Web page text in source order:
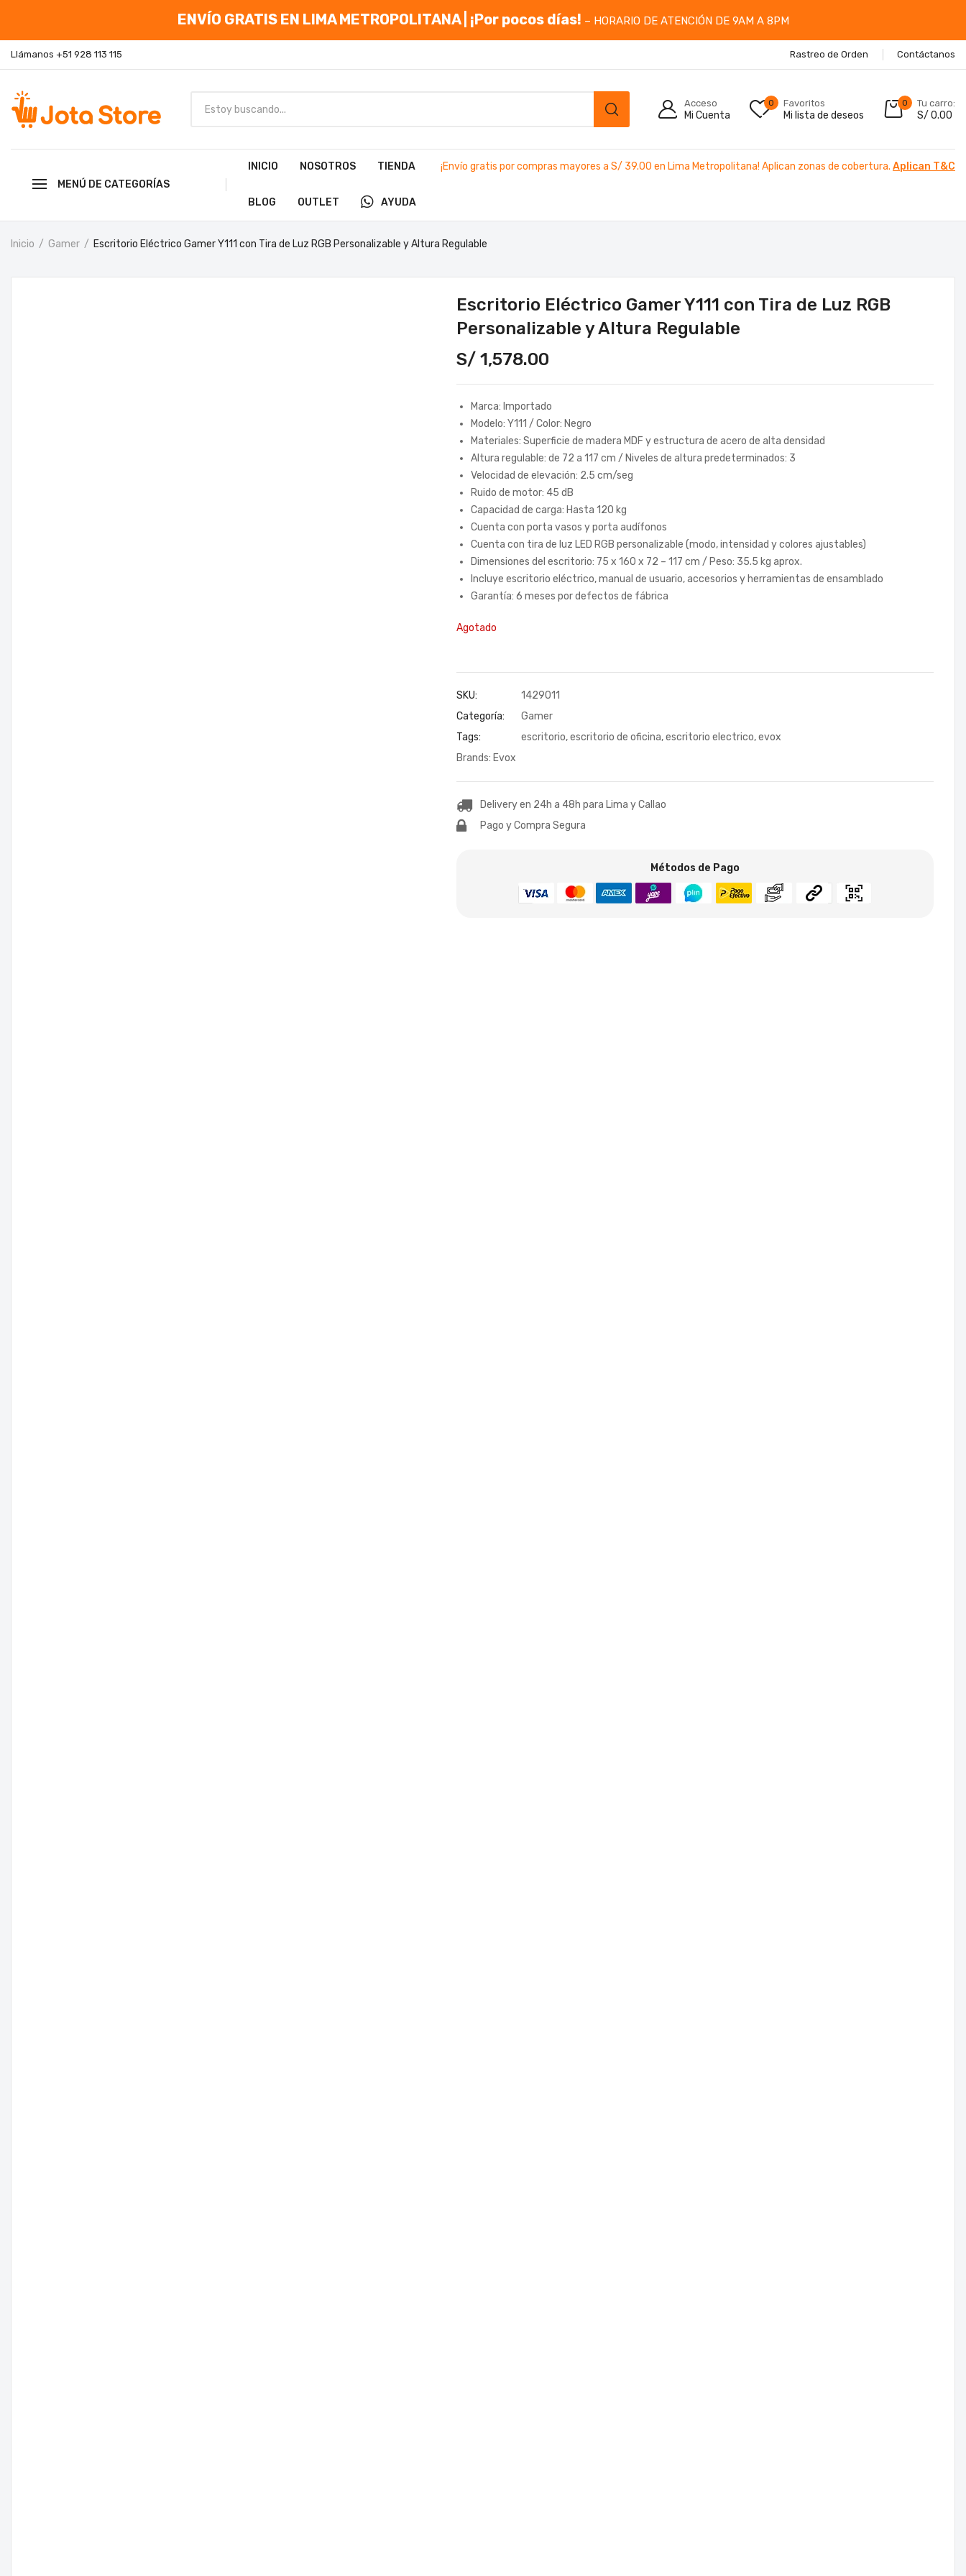
ENVÍO GRATIS EN LIMA METROPOLITANA | ¡Por pocos días! – HORARIO DE ATENCIÓN DE 9AM A 8PM
Llámanos +51 928 113 115 Rastreo de Orden Contáctanos
Acceso
Mi Cuenta
0 Favoritos
Mi lista de deseos
0 Tu carro:
S/ 0.00
MENÚ DE CATEGORÍAS
INICIO NOSOTROS TIENDA
BLOG OUTLET AYUDA
¡Envío gratis por compras mayores a S/ 39.00 en Lima Metropolitana! Aplican zonas de cobertura. Aplican T&C
Inicio Gamer Escritorio Eléctrico Gamer Y111 con Tira de Luz RGB Personalizable y Altura Regulable
Escritorio Eléctrico Gamer Y111 con Tira de Luz RGB
Personalizable y Altura Regulable
S/ 1,578.00
Marca: Importado
Modelo: Y111 / Color: Negro
Materiales: Superficie de madera MDF y estructura de acero de alta densidad
Altura regulable: de 72 a 117 cm / Niveles de altura predeterminados: 3
Velocidad de elevación: 2.5 cm/seg
Ruido de motor: 45 dB
Capacidad de carga: Hasta 120 kg
Cuenta con porta vasos y porta audífonos
Cuenta con tira de luz LED RGB personalizable (modo, intensidad y colores ajustables)
Dimensiones del escritorio: 75 x 160 x 72 – 117 cm / Peso: 35.5 kg aprox.
Incluye escritorio eléctrico, manual de usuario, accesorios y herramientas de ensamblado
Garantía: 6 meses por defectos de fábrica
Agotado
SKU:
1429011
Categoría:
Gamer
Tags:
escritorio,escritorio de oficina,escritorio electrico,evox
Brands: Evox
Delivery en 24h a 48h para Lima y Callao
Pago y Compra Segura
Métodos de Pago